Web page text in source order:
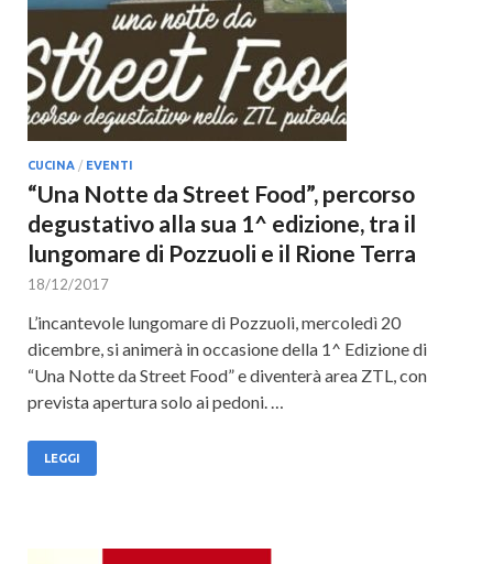
CUCINA / EVENTI
“Una Notte da Street Food”, percorso
degustativo alla sua 1^ edizione, tra il
lungomare di Pozzuoli e il Rione Terra
18/12/2017
L’incantevole lungomare di Pozzuoli, mercoledì 20
dicembre, si animerà in occasione della 1^ Edizione di
“Una Notte da Street Food” e diventerà area ZTL, con
prevista apertura solo ai pedoni. …
LEGGI